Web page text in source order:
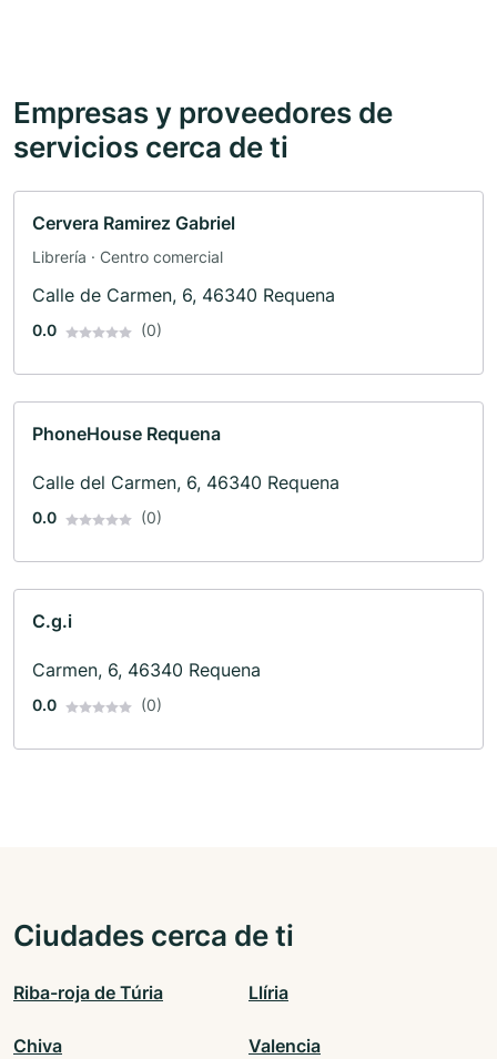
Empresas y proveedores de
servicios cerca de ti
Cervera Ramirez Gabriel
Librería · Centro comercial
Calle de Carmen, 6, 46340 Requena
0.0 (0)
PhoneHouse Requena
Calle del Carmen, 6, 46340 Requena
0.0 (0)
C.g.i
Carmen, 6, 46340 Requena
0.0 (0)
Ciudades cerca de ti
Riba-roja de Túria Llíria
Chiva Valencia